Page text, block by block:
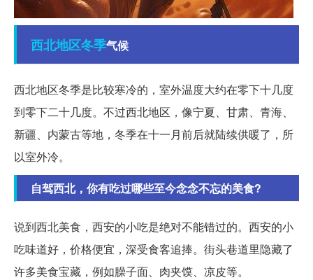
西北地区冬季气候
西北地区冬季是比较寒冷的，室外温度大约在零下十几度
到零下二十几度。不过西北地区，像宁夏、甘肃、青海、
新疆、内蒙古等地，冬季在十一月前后就陆续供暖了，所
以室外冷。
自驾西北，你有吃过哪些至今念念不忘的美食?
说到西北美食，西安的小吃是绝对不能错过的。西安的小
吃味道好，价格便宜，深受食客追捧。街头巷道里隐藏了
许多美食宝藏，例如臊子面、肉夹馍、凉皮等。